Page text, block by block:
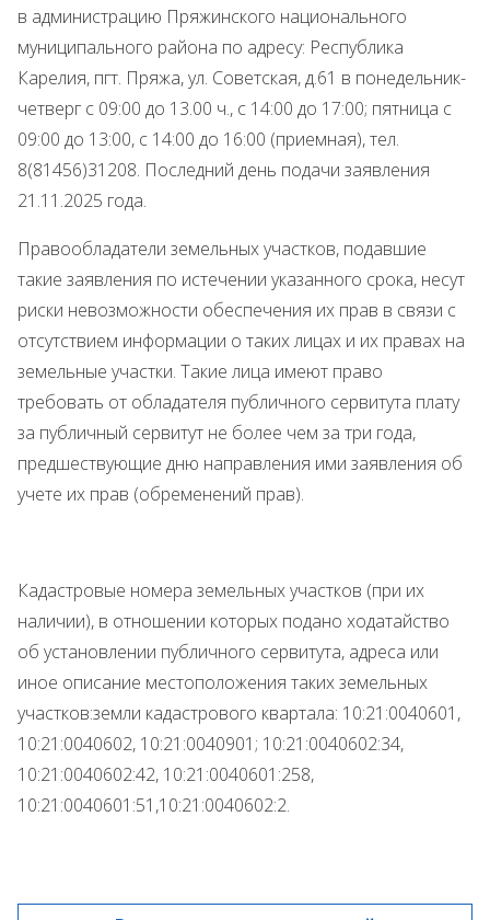
в администрацию Пряжинского национального
муниципального района по адресу: Республика
Карелия, пгт. Пряжа, ул. Советская, д.61 в понедельник-
четверг с 09:00 до 13.00 ч., с 14:00 до 17:00; пятница с
09:00 до 13:00, с 14:00 до 16:00 (приемная), тел.
8(81456)31208. Последний день подачи заявления
21.11.2025 года.
Правообладатели земельных участков, подавшие
такие заявления по истечении указанного срока, несут
риски невозможности обеспечения их прав в связи с
отсутствием информации о таких лицах и их правах на
земельные участки. Такие лица имеют право
требовать от обладателя публичного сервитута плату
за публичный сервитут не более чем за три года,
предшествующие дню направления ими заявления об
учете их прав (обременений прав).
Кадастровые номера земельных участков (при их
наличии), в отношении которых подано ходатайство
об установлении публичного сервитута, адреса или
иное описание местоположения таких земельных
участков:земли кадастрового квартала: 10:21:0040601,
10:21:0040602, 10:21:0040901; 10:21:0040602:34,
10:21:0040602:42, 10:21:0040601:258,
10:21:0040601:51,10:21:0040602:2.